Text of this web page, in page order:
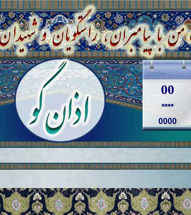
00
****
0000